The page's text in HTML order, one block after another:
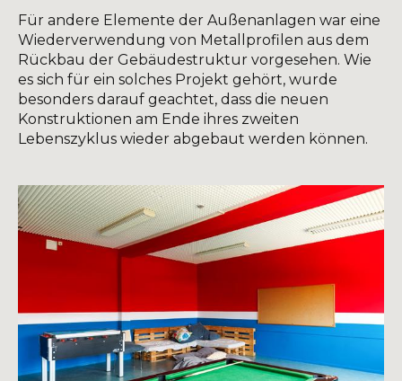
Für andere Elemente der Außenanlagen war eine
Wiederverwendung von Metallprofilen aus dem
Rückbau der Gebäudestruktur vorgesehen. Wie
es sich für ein solches Projekt gehört, wurde
besonders darauf geachtet, dass die neuen
Konstruktionen am Ende ihres zweiten
Lebenszyklus wieder abgebaut werden können.